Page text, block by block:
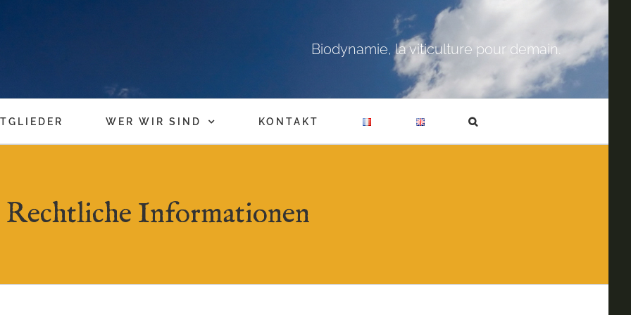
Biodynamie, la viticulture pour demain.
WER WIR SIND KONTAKT
Rechtliche Informationen